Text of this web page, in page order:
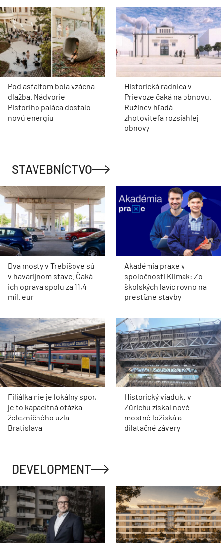
Pod asfaltom bola vzácna
dlažba. Nádvorie
Pistoriho paláca dostalo
novú energiu
Historická radnica v
Prievoze čaká na obnovu.
Ružinov hľadá
zhotoviteľa rozsiahlej
obnovy
STAVEBNÍCTVO
Dva mosty v Trebišove sú
v havarijnom stave. Čaká
ich oprava spolu za 11,4
mil. eur
Akadémia praxe v
spoločnosti Klimak: Zo
školských lavíc rovno na
prestížne stavby
Filiálka nie je lokálny spor,
je to kapacitná otázka
železničného uzla
Bratislava
Historický viadukt v
Zürichu získal nové
mostné ložiská a
dilatačné závery
DEVELOPMENT